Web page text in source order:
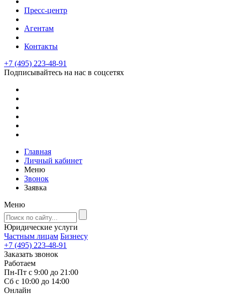
Пресс-центр
Агентам
Контакты
+7 (495) 223-48-91
Подписывайтесь на нас в соцсетях
Главная
Личный кабинет
Меню
Звонок
Заявка
Меню
Юридические услуги
Частным лицам Бизнесу
+7 (495) 223-48-91
Заказать звонок
Работаем
Пн-Пт с 9:00 до 21:00
Сб с 10:00 до 14:00
Онлайн